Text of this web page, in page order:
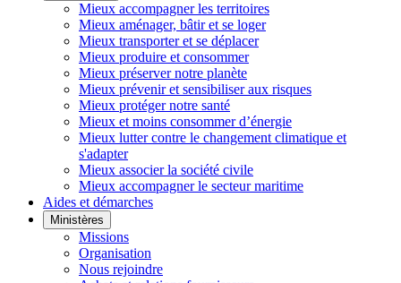
Mieux accompagner les territoires
Mieux aménager, bâtir et se loger
Mieux transporter et se déplacer
Mieux produire et consommer
Mieux préserver notre planète
Mieux prévenir et sensibiliser aux risques
Mieux protéger notre santé
Mieux et moins consommer d’énergie
Mieux lutter contre le changement climatique et
s'adapter
Mieux associer la société civile
Mieux accompagner le secteur maritime
Aides et démarches
Ministères
Missions
Organisation
Nous rejoindre